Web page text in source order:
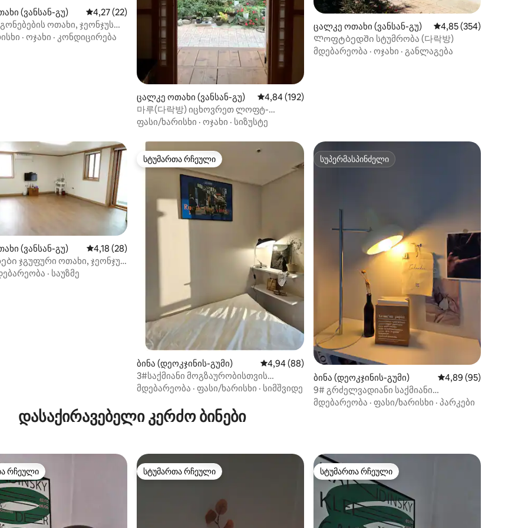
📌 ჩამოგეჭრებათ ჰაერის
გადასახადი (300 000 KRW).
4,49, 55 მიმოხილვა
(ვანსან-გუ) საშუალო შეფასებაა 5‑დან 4,27, 22 მიმოხილვა
4,27 (22)
ოთახი, ჯეონჯუს
ბედნიერი
· ოჯახი · კონდიცირება
ცალკე ოთახი (ვანსან-გუ) საშუალო შეფასებაა 5‑დან 4,84, 192 მიმოხილვა
4,84 (192)
마루(다락방) იცხოვრეთ ლოფტ-
საძინებელში
ფასი/ხარისხი · ოჯახი · სიზუსტე
ცალკე ოთახი (ვანსან-გუ) საშუალო შეფასებაა
4,85 (354)
Ლოფტბედში სტუმრობა (다락방)
მდებარეობა · ოჯახი · განლაგება
4,44, 25 მიმოხილვა
(ვანსან-გუ) საშუალო შეფასებაა 5‑დან 4,18, 28 მიმოხილვა
4,18 (28)
ჯგუფური ოთახი, ჯეონჯუს
Happy Memory
· საუზმე
სტუმართა რჩეული
სტუმართა რჩეული
ბინა (დეოკჯინის-გუმი) საშუალო შეფასებაა 5‑დან 4,94, 88 მიმოხილვა
4,94 (88)
3#საქმიანი მოგზაურობისთვის
საუკეთესო რესტორნები#1200
შესახებ#უმაღლესი კლასის ახალი
საშხაპე ფილტრით და ახალი
მდებარეობა
მდებარეობა · ფასი/ხარისხი · სიმშვიდე
სუპერმასპინძელი
სუპერმასპინძელი
ბინა (დეოკჯინის-გუმი) საშუალო შეფასებაა
4,89 (95)
9# გრძელვადიანი საქმიანი
მოგზაურობისთვის საუკეთესო ადგილი
# საუკეთესო მდებარეობა
მდებარეობა · ფასი/ხარისხი · პარკები
დასაქირავებელი კერძო ბინები
რჩეული
რჩეული სტუმართა რჩეული
სტუმართა რჩეული სტუმართა რჩეული
სტუმართა რჩეული